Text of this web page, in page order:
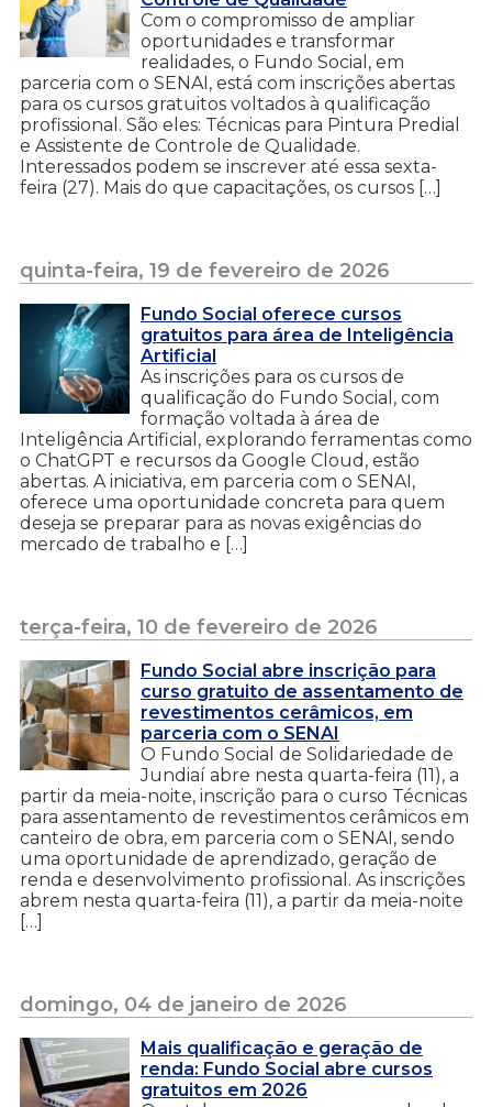
Com o compromisso de ampliar
oportunidades e transformar
realidades, o Fundo Social, em
parceria com o SENAI, está com inscrições abertas
para os cursos gratuitos voltados à qualificação
profissional. São eles: Técnicas para Pintura Predial
e Assistente de Controle de Qualidade.
Interessados podem se inscrever até essa sexta-
feira (27). Mais do que capacitações, os cursos […]
quinta-feira, 19 de fevereiro de 2026
Fundo Social oferece cursos
gratuitos para área de Inteligência
Artificial
As inscrições para os cursos de
qualificação do Fundo Social, com
formação voltada à área de
Inteligência Artificial, explorando ferramentas como
o ChatGPT e recursos da Google Cloud, estão
abertas. A iniciativa, em parceria com o SENAI,
oferece uma oportunidade concreta para quem
deseja se preparar para as novas exigências do
mercado de trabalho e […]
terça-feira, 10 de fevereiro de 2026
Fundo Social abre inscrição para
curso gratuito de assentamento de
revestimentos cerâmicos, em
parceria com o SENAI
O Fundo Social de Solidariedade de
Jundiaí abre nesta quarta-feira (11), a
partir da meia-noite, inscrição para o curso Técnicas
para assentamento de revestimentos cerâmicos em
canteiro de obra, em parceria com o SENAI, sendo
uma oportunidade de aprendizado, geração de
renda e desenvolvimento profissional. As inscrições
abrem nesta quarta-feira (11), a partir da meia-noite
[…]
domingo, 04 de janeiro de 2026
Mais qualificação e geração de
renda: Fundo Social abre cursos
gratuitos em 2026